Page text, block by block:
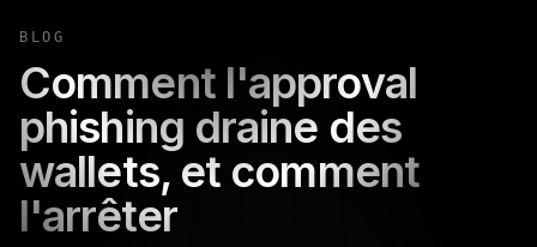
BLOG
Comment l'approval
phishing draine des
wallets, et comment
l'arrêter